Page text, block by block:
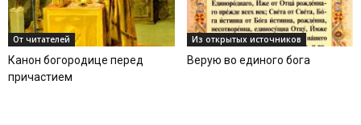
От читателей
Канон богородице перед
причастием
Из открытых источников
Верую во единого бога